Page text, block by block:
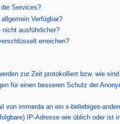
Services?
Verfügbar?
ausführlicher?
erreichen?
zur Zeit protokolliert bzw. wie
für einen besseren Schutz der
von immerda an ein x-beliebiges-
IP-Adresse wie üblich oder ist